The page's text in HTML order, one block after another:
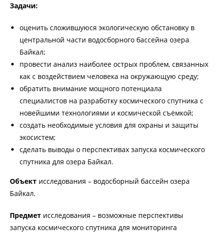
Задачи:
оценить сложившуюся экологическую обстановку в
центральной части водосборного бассейна озера
Байкал;
провести анализ наиболее острых проблем, связанных
как с воздействием человека на окружающую среду;
обратить внимание мощного потенциала
специалистов на разработку космического спутника с
новейшими технологиями и космической съёмкой;
создать необходимые условия для охраны и защиты
экосистем;
сделать выводы о перспективах запуска космического
спутника для озера Байкал.
Объект исследования – водосборный бассейн озера
Байкал.
Предмет исследования – возможные перспективы
запуска космического спутника для мониторинга